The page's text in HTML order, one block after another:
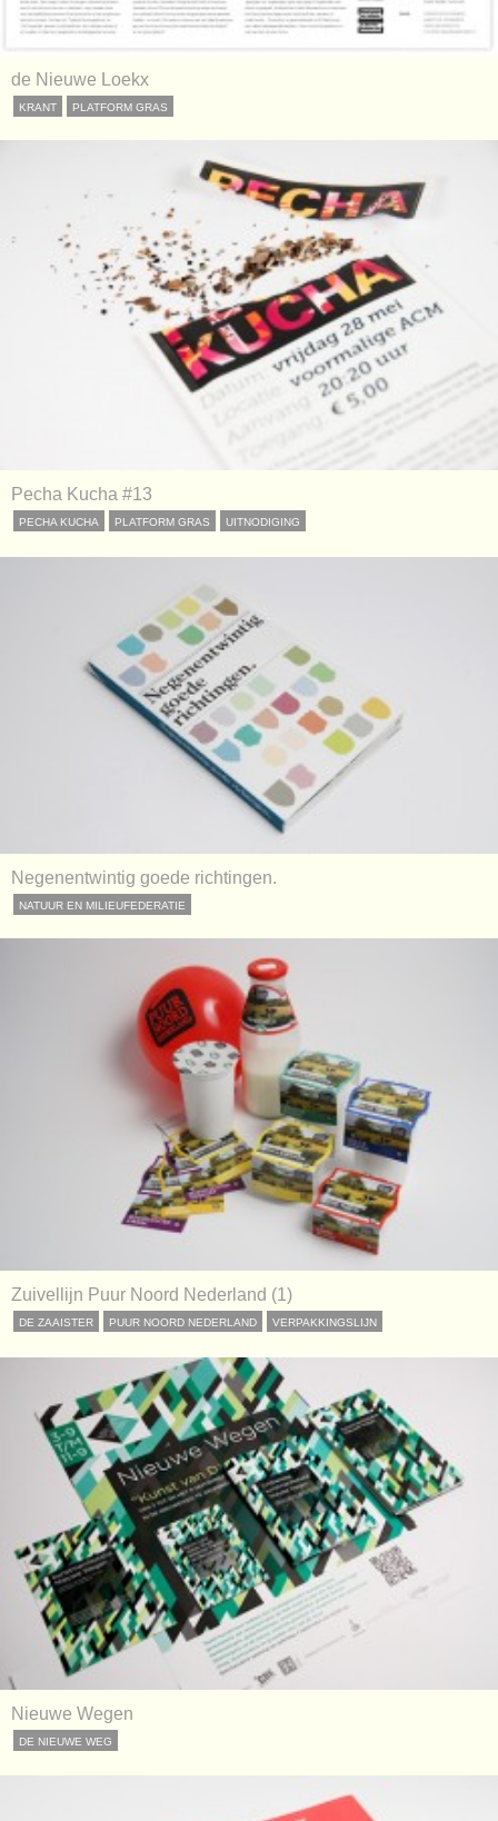
de Nieuwe Loekx
KRANT PLATFORM GRAS
Pecha Kucha #13
PECHA KUCHA PLATFORM GRAS UITNODIGING
Negenentwintig goede richtingen.
NATUUR EN MILIEUFEDERATIE
Zuivellijn Puur Noord Nederland (1)
DE ZAAISTER PUUR NOORD NEDERLAND VERPAKKINGSLIJN
Nieuwe Wegen
DE NIEUWE WEG